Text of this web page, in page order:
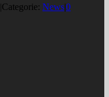
|Categorie: News|0